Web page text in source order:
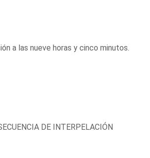
a las nueve horas y cinco minutos.
DE INTERPELACIÓN